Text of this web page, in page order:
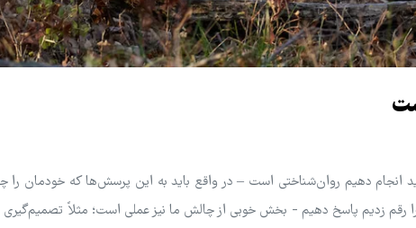
انجام دهیم روان‌شناختی است – در واقع باید به این پرسش‌ها که خودمان را
زدیم پاسخ دهیم - بخش خوبی از چالش ما نیز عملی است؛ مثلاً تصمیم‌گیری